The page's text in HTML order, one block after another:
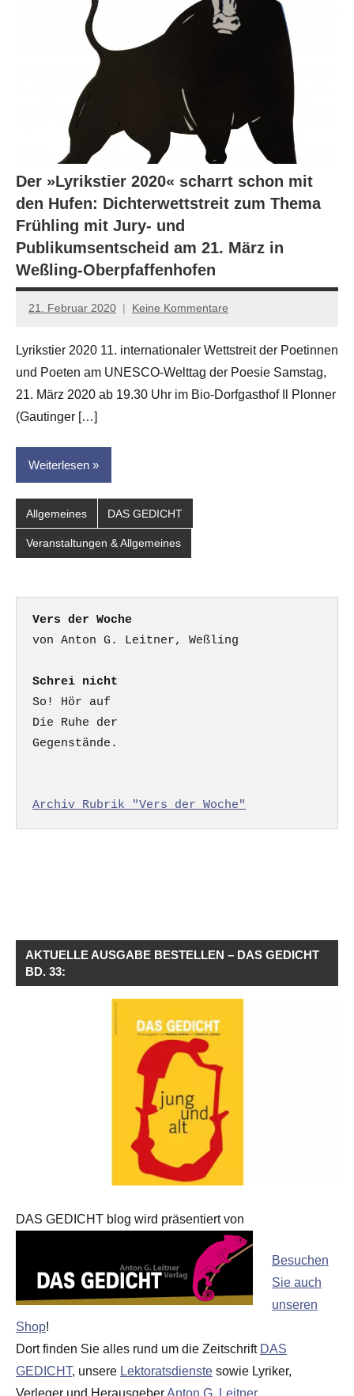
Der »Lyrikstier 2020« scharrt schon mit
den Hufen: Dichterwettstreit zum Thema
Frühling mit Jury- und
Publikumsentscheid am 21. März in
Weßling-Oberpfaffenhofen
21. Februar 2020
Jan-
Hornauer
für
dasgedichtblog
Keine Kommentare
Lyrikstier 2020 11. internationaler Wettstreit der Poetinnen
und Poeten am UNESCO-Welttag der Poesie Samstag,
21. März 2020 ab 19.30 Uhr im Bio-Dorfgasthof Il Plonner
(Gautinger […]
Weiterlesen
Allgemeines DAS GEDICHT
Veranstaltungen & Allgemeines
Vers der Woche
Schrei nicht
So! Hör auf
Die Ruhe der
Gegenstände.
Archiv Rubrik "Vers der Woche"
AKTUELLE AUSGABE BESTELLEN – DAS GEDICHT
BD. 33:
DAS GEDICHT blog wird präsentiert von
Besuchen
Sie auch
unseren
Shop!
Dort finden Sie alles rund um die Zeitschrift DAS
GEDICHT, unsere Lektoratsdienste sowie Lyriker,